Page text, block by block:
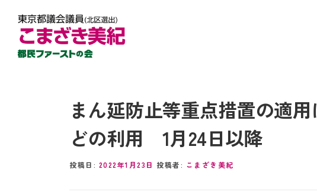
まん延防止等重点措置の適
どの利用 1月24日以降
投稿日: 2022年1月23日 投稿者: こまざき美紀